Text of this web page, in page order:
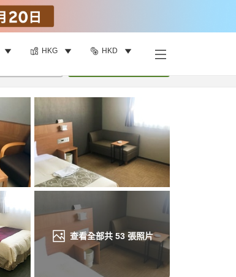
HKG HKD
查看全部共 53張照片